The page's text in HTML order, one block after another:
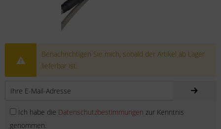
Benachrichtigen Sie mich, sobald der Artikel ab Lager
lieferbar ist.
Ich habe die Datenschutzbestimmungen zur Kenntnis
genommen.